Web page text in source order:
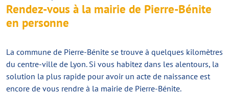
Rendez-vous à la mairie de Pierre-Bénite
en personne
La commune de Pierre-Bénite se trouve à quelques kilomètres
du centre-ville de Lyon. Si vous habitez dans les alentours, la
solution la plus rapide pour avoir un acte de naissance est
encore de vous rendre à la mairie de Pierre-Bénite.